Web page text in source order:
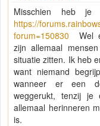
Misschien heb
https://
forum=150830 Wel
zijn allemaal
situatie zitten. Ik heb
want niemand
wanneer er een
weggerukt, tenzij
allemaal herinneren
is.